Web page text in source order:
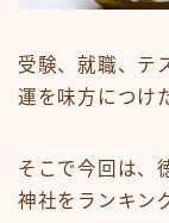
受験、就職、テ
運を味方につけ
そこで今回は、
神社をランキン